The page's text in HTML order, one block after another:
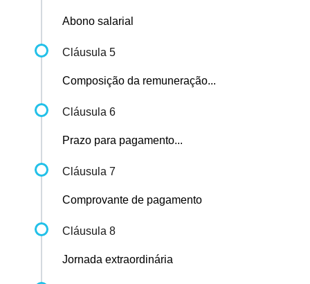
Abono salarial
Cláusula 5
Composição da remuneração...
Cláusula 6
Prazo para pagamento...
Cláusula 7
Comprovante de pagamento
Cláusula 8
Jornada extraordinária